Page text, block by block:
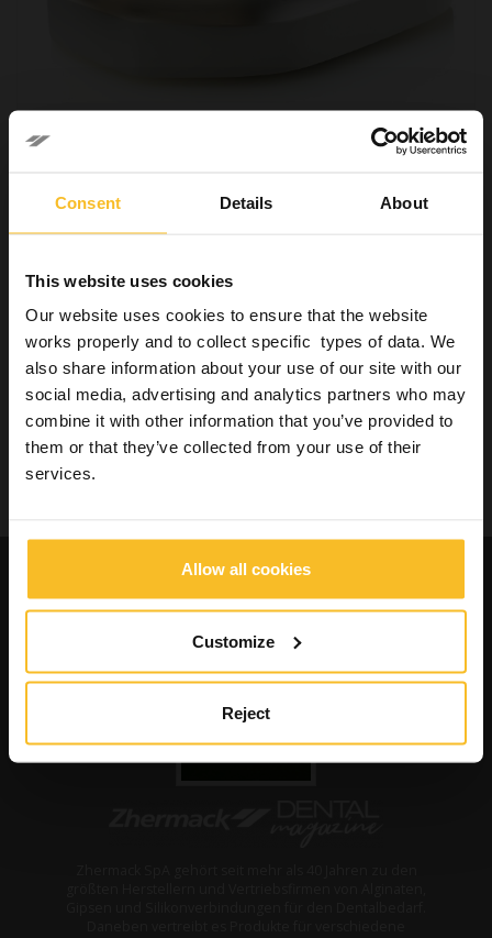
Consent Details About
This website uses cookies
Our website uses cookies to ensure that the website
works properly and to collect specific types of data. We
also share information about your use of our site with our
social media, advertising and analytics partners who may
combine it with other information that you’ve provided to
them or that they’ve collected from your use of their
services.
Allow all cookies
Customize
Reject
Verbundkunststoff und Elite Transparent
Patienten zu einer zunehmenden Aufmerksamkeit für den
ästhetischen Aspekt geführt, der zunehmend in die Bewertung
des eigenen psychophysischen Wohlbefindens einbezogen
wird.…
Weiterlesen »